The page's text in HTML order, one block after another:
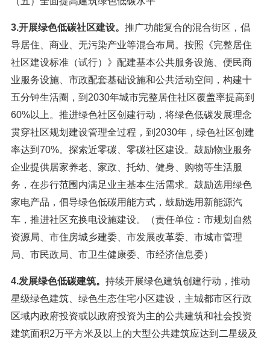
3.开展绿色低碳社区建设。 推广功能复合的混合街区，倡
导居住、商业、无污染产业等混合布局。按照《完整居住
社区建设标准（试行）》配建基本公共服务设施、便民商
业服务设施、市政配套基础设施和公共活动空间，构建十
五分钟生活圈，到2030年城市完整居住社区覆盖率提高到
60%以上。推进绿色社区创建行动，将绿色低碳发展理念
贯穿社区规划建设管理全过程，到2030年，绿色社区创建
率达到70%。探索近零碳、零碳社区建设。鼓励物业服务
企业提供居家养老、家政、托幼、健身、购物等生活服
务，在步行范围内满足业主基本生活需求。鼓励选用绿色
家电产品，倡导绿色低碳用能方式，鼓励选用新能源汽
车，推进社区充换电设施建设。（责任单位：市规划自然
资源局、市住房城乡建委、市发展改革委、市城市管理
局、市民政局、市卫生健康委、市经济信息委）
4.发展绿色低碳建筑。 持续开展绿色建筑创建行动，推动
星级绿色建筑、绿色生态住宅小区建设，主城都市区行政
区域内政府投资或以政府投资为主的公共建筑和社会投资
建筑面积2万平方米及以上的大型公共建筑应达到二星级及